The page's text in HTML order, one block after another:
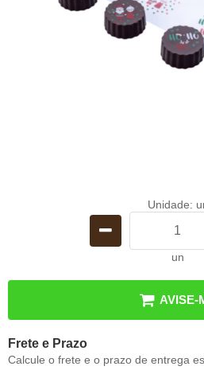
Unidade:
un
AVISE-
Frete e Prazo
Calcule o frete e o prazo de entrega